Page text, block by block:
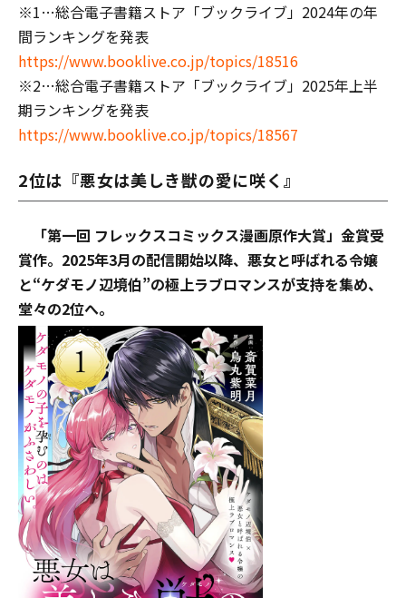
※1…総合電子書籍ストア「ブックライブ」2024年の年
間ランキングを発表
https://www.booklive.co.jp/topics/18516
※2…総合電子書籍ストア「ブックライブ」2025年上半
期ランキングを発表
https://www.booklive.co.jp/topics/18567
2位は『悪女は美しき獣の愛に咲く』
「第一回 フレックスコミックス漫画原作大賞」金賞受
賞作。2025年3月の配信開始以降、悪女と呼ばれる令嬢
と“ケダモノ辺境伯”の極上ラブロマンスが支持を集め、
堂々の2位へ。